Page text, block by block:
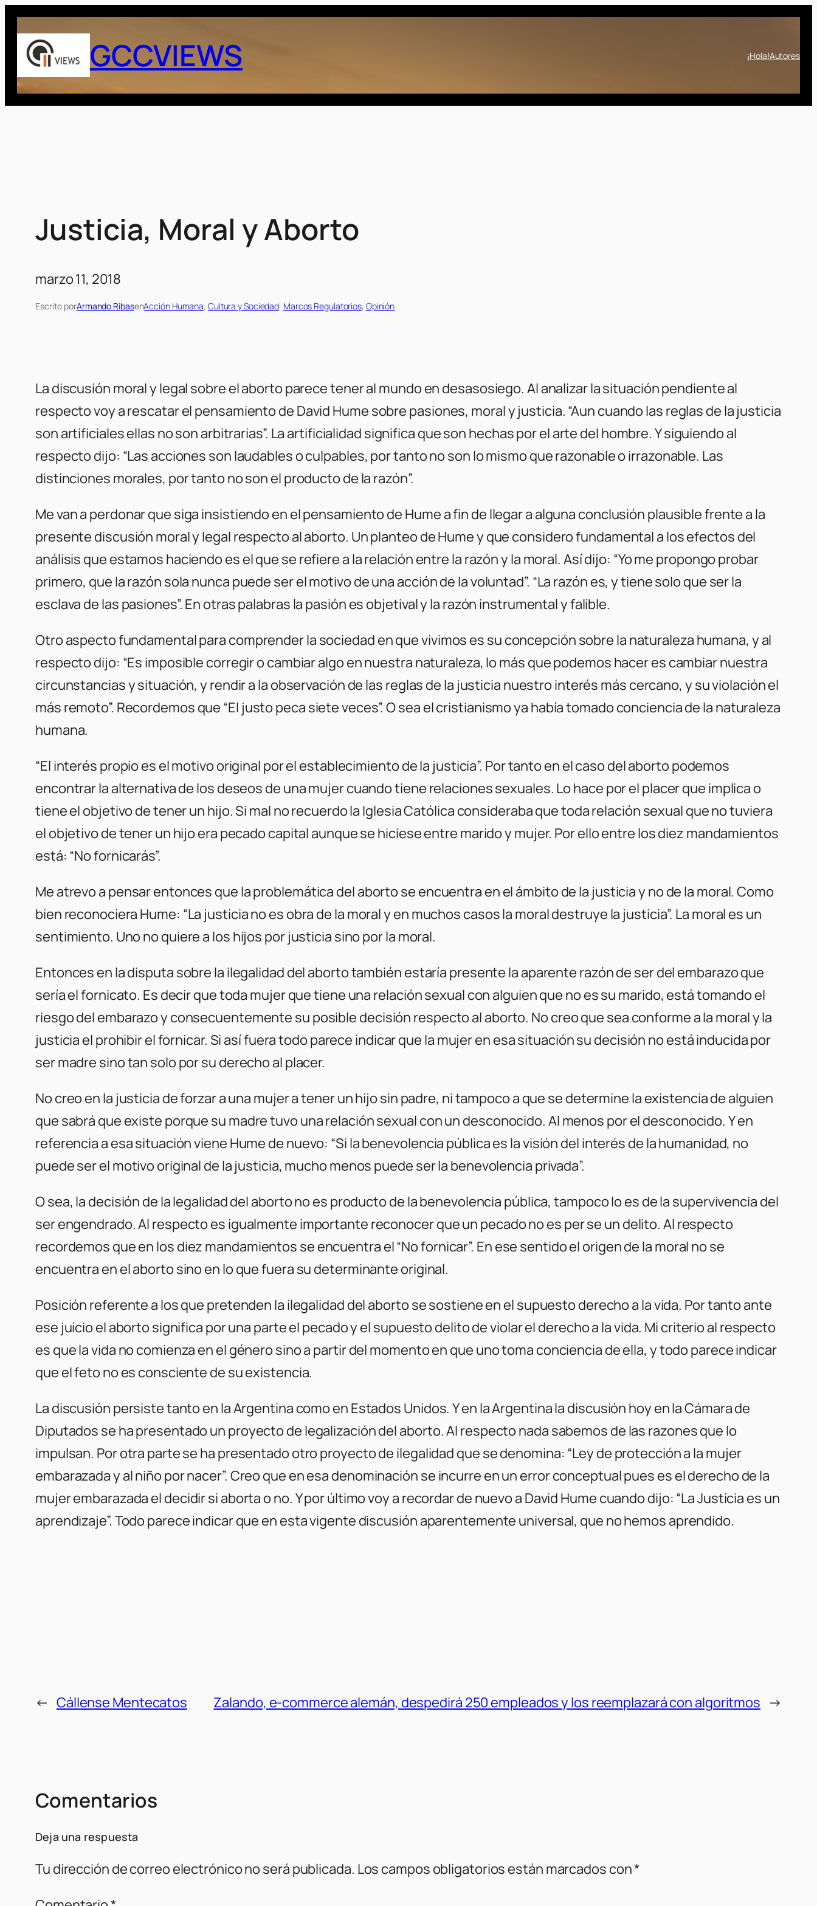
Saltar
contenido
GCCVIEWS ¡Hola!Autores
Justicia, Moral y Aborto
marzo 11, 2018
Escrito porArmando RibasenAcción Humana, Cultura y Sociedad, Marcos Regulatorios, Opinión
La discusión moral y legal sobre el aborto parece tener al mundo en desasosiego. Al analizar la situación pendiente al
respecto voy a rescatar el pensamiento de David Hume sobre pasiones, moral y justicia. “Aun cuando las reglas de la justicia
son artificiales ellas no son arbitrarias”. La artificialidad significa que son hechas por el arte del hombre. Y siguiendo al
respecto dijo: “Las acciones son laudables o culpables, por tanto no son lo mismo que razonable o irrazonable. Las
distinciones morales, por tanto no son el producto de la razón”.
Me van a perdonar que siga insistiendo en el pensamiento de Hume a fin de llegar a alguna conclusión plausible frente a la
presente discusión moral y legal respecto al aborto. Un planteo de Hume y que considero fundamental a los efectos del
análisis que estamos haciendo es el que se refiere a la relación entre la razón y la moral. Así dijo: “Yo me propongo probar
primero, que la razón sola nunca puede ser el motivo de una acción de la voluntad”. “La razón es, y tiene solo que ser la
esclava de las pasiones”. En otras palabras la pasión es objetival y la razón instrumental y falible.
Otro aspecto fundamental para comprender la sociedad en que vivimos es su concepción sobre la naturaleza humana, y al
respecto dijo: “Es imposible corregir o cambiar algo en nuestra naturaleza, lo más que podemos hacer es cambiar nuestra
circunstancias y situación, y rendir a la observación de las reglas de la justicia nuestro interés más cercano, y su violación el
más remoto”. Recordemos que “El justo peca siete veces”. O sea el cristianismo ya había tomado conciencia de la naturaleza
humana.
“El interés propio es el motivo original por el establecimiento de la justicia”. Por tanto en el caso del aborto podemos
encontrar la alternativa de los deseos de una mujer cuando tiene relaciones sexuales. Lo hace por el placer que implica o
tiene el objetivo de tener un hijo. Si mal no recuerdo la Iglesia Católica consideraba que toda relación sexual que no tuviera
el objetivo de tener un hijo era pecado capital aunque se hiciese entre marido y mujer. Por ello entre los diez mandamientos
está: “No fornicarás”.
Me atrevo a pensar entonces que la problemática del aborto se encuentra en el ámbito de la justicia y no de la moral. Como
bien reconociera Hume: “La justicia no es obra de la moral y en muchos casos la moral destruye la justicia”. La moral es un
sentimiento. Uno no quiere a los hijos por justicia sino por la moral.
Entonces en la disputa sobre la ilegalidad del aborto también estaría presente la aparente razón de ser del embarazo que
sería el fornicato. Es decir que toda mujer que tiene una relación sexual con alguien que no es su marido, está tomando el
riesgo del embarazo y consecuentemente su posible decisión respecto al aborto. No creo que sea conforme a la moral y la
justicia el prohibir el fornicar. Si así fuera todo parece indicar que la mujer en esa situación su decisión no está inducida por
ser madre sino tan solo por su derecho al placer.
No creo en la justicia de forzar a una mujer a tener un hijo sin padre, ni tampoco a que se determine la existencia de alguien
que sabrá que existe porque su madre tuvo una relación sexual con un desconocido. Al menos por el desconocido. Y en
referencia a esa situación viene Hume de nuevo: “Si la benevolencia pública es la visión del interés de la humanidad, no
puede ser el motivo original de la justicia, mucho menos puede ser la benevolencia privada”.
O sea, la decisión de la legalidad del aborto no es producto de la benevolencia pública, tampoco lo es de la supervivencia del
ser engendrado. Al respecto es igualmente importante reconocer que un pecado no es per se un delito. Al respecto
recordemos que en los diez mandamientos se encuentra el “No fornicar”. En ese sentido el origen de la moral no se
encuentra en el aborto sino en lo que fuera su determinante original.
Posición referente a los que pretenden la ilegalidad del aborto se sostiene en el supuesto derecho a la vida. Por tanto ante
ese juicio el aborto significa por una parte el pecado y el supuesto delito de violar el derecho a la vida. Mi criterio al respecto
es que la vida no comienza en el género sino a partir del momento en que uno toma conciencia de ella, y todo parece indicar
que el feto no es consciente de su existencia.
La discusión persiste tanto en la Argentina como en Estados Unidos. Y en la Argentina la discusión hoy en la Cámara de
Diputados se ha presentado un proyecto de legalización del aborto. Al respecto nada sabemos de las razones que lo
impulsan. Por otra parte se ha presentado otro proyecto de ilegalidad que se denomina: “Ley de protección a la mujer
embarazada y al niño por nacer”. Creo que en esa denominación se incurre en un error conceptual pues es el derecho de la
mujer embarazada el decidir si aborta o no. Y por último voy a recordar de nuevo a David Hume cuando dijo: “La Justicia es un
aprendizaje”. Todo parece indicar que en esta vigente discusión aparentemente universal, que no hemos aprendido.
← Cállense Mentecatos Zalando, e-commerce alemán, despedirá 250 empleados y los reemplazará con algoritmos →
Comentarios
Deja una respuesta
Tu dirección de correo electrónico no será publicada. Los campos obligatorios están marcados con*